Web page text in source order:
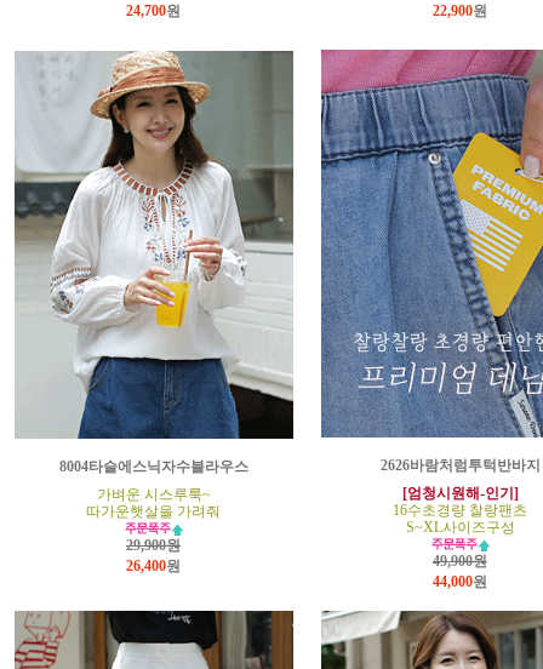
24,700원
22,900원
8004타슬에스닉자수블라우스
가벼운 시스루룩~
따가운햇살을 가려줘
29,900원
26,400원
2626바람처럼투턱반바지
[엄청시원해-인기]
16수초경량 찰랑팬츠
S~XL사이즈구성
49,900원
44,000원